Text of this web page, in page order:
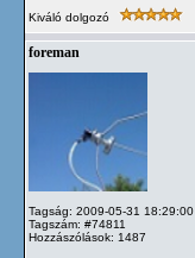
Kiváló dolgozó
foreman
Tagság: 2009-05-31 18:29:00
Tagszám: #74811
Hozzászólások: 1487